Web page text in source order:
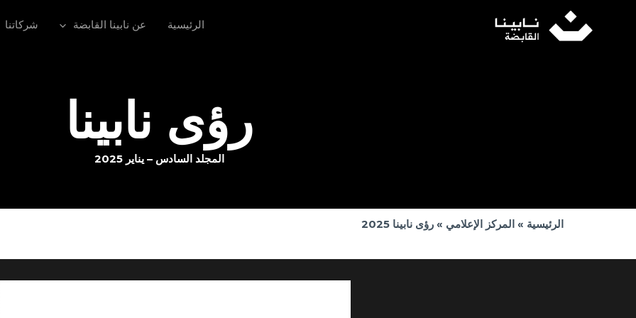
الرئيسية عن نابينا القابضة شركاتنا
رؤى نابينا
المجلد السادس – يناير 2025
الرئيسية » المركز الإعلامي » رؤى نابينا 2025